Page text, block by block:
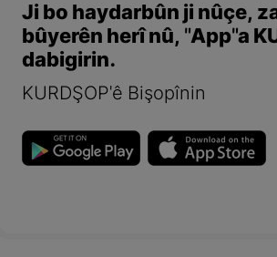
Ji bo haydarbûn ji nûçe,
bûyerên herî nû, "App"a
dabigirin.
KURDŞOP'ê Bişopînin